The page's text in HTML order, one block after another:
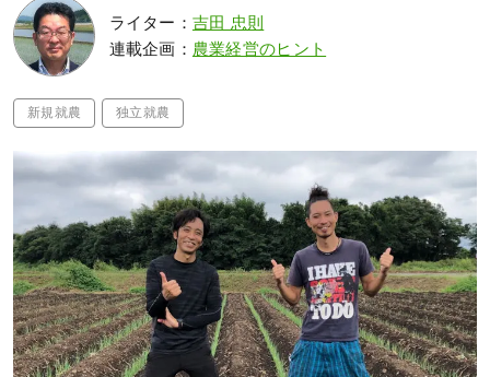
ライター： 吉田 忠則
連載企画： 農業経営のヒント
新規就農 独立就農